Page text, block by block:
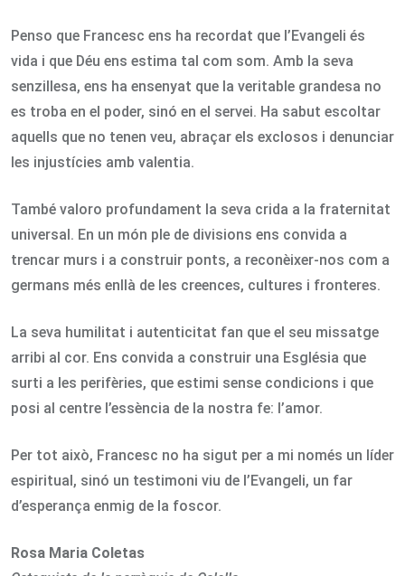
Penso que Francesc ens ha recordat que l’Evangeli és
vida i que Déu ens estima tal com som. Amb la seva
senzillesa, ens ha ensenyat que la veritable grandesa no
es troba en el poder, sinó en el servei. Ha sabut escoltar
aquells que no tenen veu, abraçar els exclosos i denunciar
les injustícies amb valentia.
També valoro profundament la seva crida a la fraternitat
universal. En un món ple de divisions ens convida a
trencar murs i a construir ponts, a reconèixer-nos com a
germans més enllà de les creences, cultures i fronteres.
La seva humilitat i autenticitat fan que el seu missatge
arribi al cor. Ens convida a construir una Església que
surti a les perifèries, que estimi sense condicions i que
posi al centre l’essència de la nostra fe: l’amor.
Per tot això, Francesc no ha sigut per a mi només un líder
espiritual, sinó un testimoni viu de l’Evangeli, un far
d’esperança enmig de la foscor.
Rosa Maria Coletas